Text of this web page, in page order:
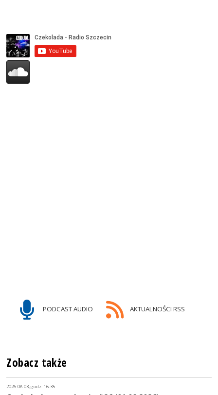
PODCAST AUDIO AKTUALNOŚCI RSS
Zobacz także
2026-08-03, godz. 16:35